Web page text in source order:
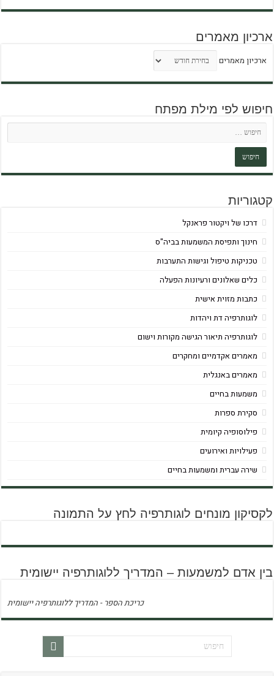
ארכיון מאמרים
ארכיון מאמרים
חיפוש לפי מילת מפתח
קטגוריות
דרכו של ויקטור פראנקל
חינוך ותפיסת המשמעות בביה"ס
טכניקות טיפול וגישות התערבות
כלים שאלונים ורעיונות הפעלה
כתבות מזוית אישית
לוגותרפיה דת ויהדות
לוגותרפיה תיאור הגישה מקורות וישום
מאמרים אקדמיים ומחקרים
מאמרים באנגלית
משמעות בחיים
סקירת ספרות
פילוסופיה קיומית
פעילויות ואירועים
שירה עברית ומשמעות בחיים
לקסיקון מונחים לוגותרפיה לחץ על התמונה
בין אדם למשמעות – המדריך ללוגותרפיה יישומית
כריכת הספר - המדריך ללוגותרפיה יישומית